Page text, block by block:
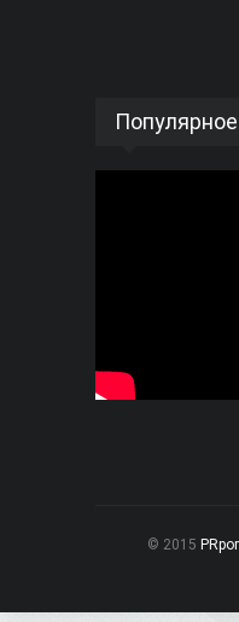
© 2015